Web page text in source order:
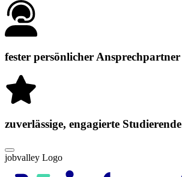
fester persönlicher Ansprechpartner
zuverlässige, engagierte Studierende
jobvalley Logo